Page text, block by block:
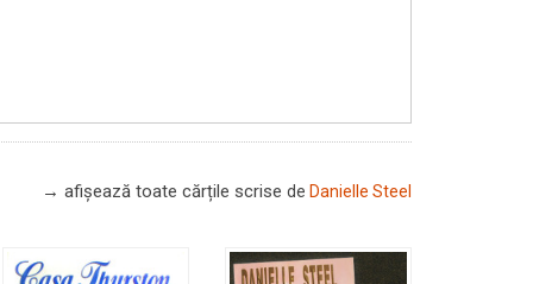
→ afișează toate cărțile scrise de Danielle Steel